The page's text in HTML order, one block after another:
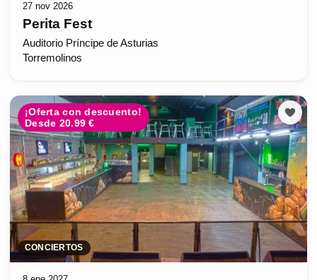
27 nov 2026
Perita Fest
Auditorio Príncipe de Asturias
Torremolinos
¡Oferta con descuento!
Desde 20.99 €
CONCIERTOS